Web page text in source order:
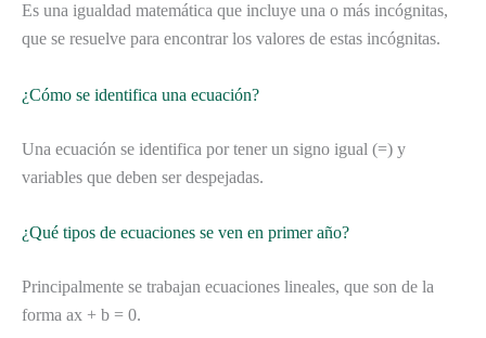
Es una igualdad matemática que incluye una o más incógnitas,
que se resuelve para encontrar los valores de estas incógnitas.
¿Cómo se identifica una ecuación?
Una ecuación se identifica por tener un signo igual (=) y
variables que deben ser despejadas.
¿Qué tipos de ecuaciones se ven en primer año?
Principalmente se trabajan ecuaciones lineales, que son de la
forma ax + b = 0.